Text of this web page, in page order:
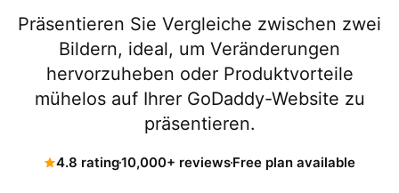
Präsentieren Sie Vergleiche zwischen zwei
Bildern, ideal, um Veränderungen
hervorzuheben oder Produktvorteile
mühelos auf Ihrer GoDaddy-Website zu
präsentieren.
4.8 rating10,000+ reviewsFree plan available